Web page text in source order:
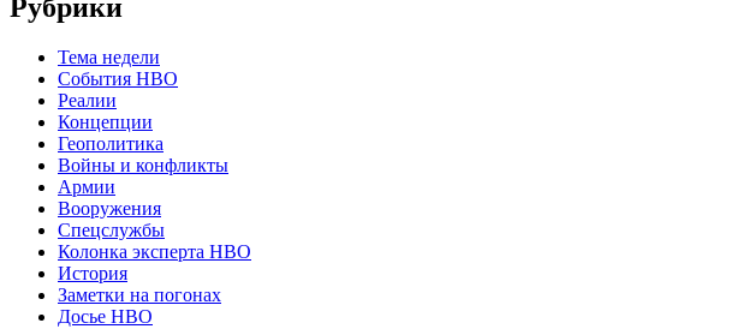
Рубрики
Тема недели
События НВО
Реалии
Концепции
Геополитика
Войны и конфликты
Армии
Вооружения
Спецслужбы
Колонка эксперта НВО
История
Заметки на погонах
Досье НВО